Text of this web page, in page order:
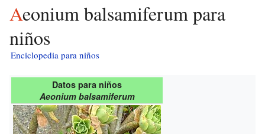
Aeonium balsamiferum para
niños
Enciclopedia para niños
Datos para niños
Aeonium balsamiferum